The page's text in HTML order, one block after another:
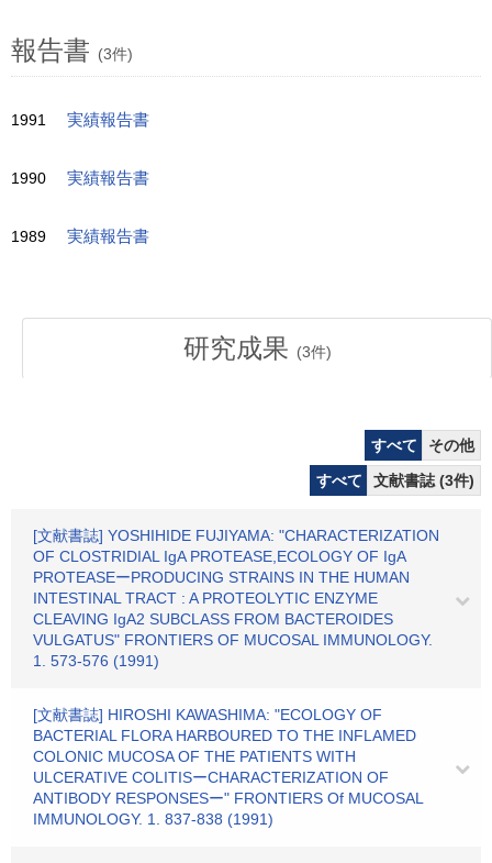
報告書 (3件)
1991 実績報告書
1990 実績報告書
1989 実績報告書
研究成果 (3件)
すべて
その他
すべて
文献書誌 (3件)
[文献書誌] YOSHIHIDE FUJIYAMA: "CHARACTERIZATION
OF CLOSTRIDIAL IgA PROTEASE,ECOLOGY OF IgA
PROTEASEーPRODUCING STRAINS IN THE HUMAN
INTESTINAL TRACT : A PROTEOLYTIC ENZYME
CLEAVING IgA2 SUBCLASS FROM BACTEROIDES
VULGATUS" FRONTIERS OF MUCOSAL IMMUNOLOGY.
1. 573-576 (1991)
[文献書誌] HIROSHI KAWASHIMA: "ECOLOGY OF
BACTERIAL FLORA HARBOURED TO THE INFLAMED
COLONIC MUCOSA OF THE PATIENTS WITH
ULCERATIVE COLITISーCHARACTERIZATION OF
ANTIBODY RESPONSESー" FRONTIERS Of MUCOSAL
IMMUNOLOGY. 1. 837-838 (1991)